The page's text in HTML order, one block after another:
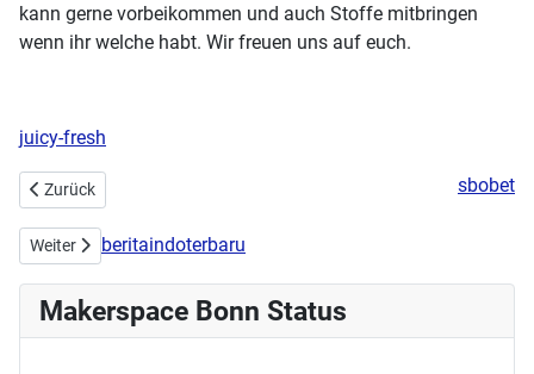
kann gerne vorbeikommen und auch Stoffe mitbringen
wenn ihr welche habt. Wir freuen uns auf euch.
juicy-fresh
Vorheriger Beitrag: Fernerkundung, Was ist das? Erdbeobachtung
Zurück sbobet
Nächster Beitrag: MakeCityBonn Hackathon
Weiter beritaindoterbaru
Makerspace Bonn Status